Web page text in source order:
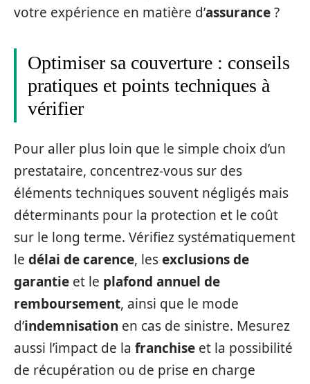
votre expérience en matière d’assurance?
Optimiser sa couverture : conseils
pratiques et points techniques à
vérifier
Pour aller plus loin que le simple choix d’un
prestataire, concentrez-vous sur des
éléments techniques souvent négligés mais
déterminants pour la protection et le coût
sur le long terme. Vérifiez systématiquement
le délai de carence, lesexclusions de
garantie et le plafond annuel de
remboursement, ainsi que le mode
d’indemnisation en cas de sinistre. Mesurez
aussi l’impact de la franchise et la possibilité
de récupération ou de prise en charge